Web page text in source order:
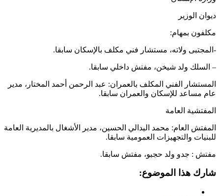
ديوان الوزير
مكلفون بمهام:
-المجتبى ولاته، مستشار فني مكلف بالإسكان سابقا.
– السلك ولد شيخن، مفتش داخلي سابقا.
المستشار الفني المكلف بالعمران: عبد الرحمن أحمد المختار، مدير
عام مساعد للإسكان والعمران سابقا.
المفتشية العامة
المفتش العام: محمد اليدالي الحسين، مدير الأشغال بالمديرية العامة
للبنيات والتجهيزات العمومية سابقا.
مفتش : جدو ولد حجبو، مفتش سابقا.
شارك هذا الموضوع: